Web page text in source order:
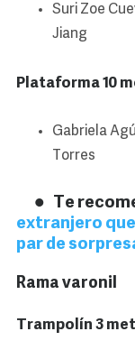
Suri Zoe
Jiang
Plataforma 10
Gabriela
Torres
Te
extranjero
par de
Rama varonil
Trampolín 3